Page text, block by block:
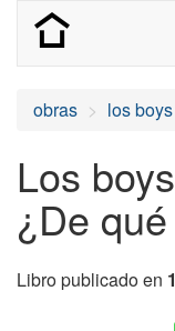
obras los boys
Los
¿De
Libro publicado en